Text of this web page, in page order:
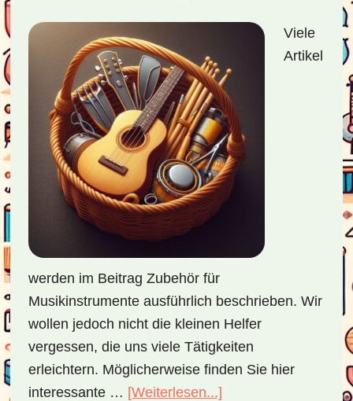
Viele
Artikel
werden im Beitrag Zubehör für
Musikinstrumente ausführlich beschrieben. Wir
wollen jedoch nicht die kleinen Helfer
vergessen, die uns viele Tätigkeiten
erleichtern. Möglicherweise finden Sie hier
interessante … [Weiterlesen...]